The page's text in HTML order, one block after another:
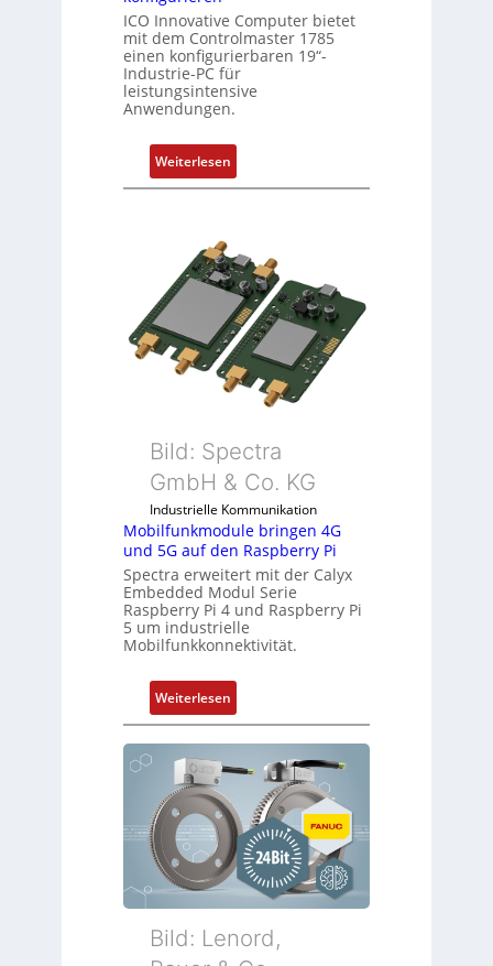
e
m
e
n
t
e
m
S
p
e
z
i
a
l
m
b
r
a
n
e
n
ICO Innovative Computer bietet
mit dem Controlmaster 1785
einen konfigurierbaren 19“-
Industrie-PC für
leistungsintensive
Anwendungen.
Weiterlesen:
1
Z
o
l
l
-
I
n
s
t
r
i
e
-
P
C
l
s
s
c
h
f
l
i
Bild: Spectra
GmbH & Co. KG
Industrielle Kommunikation
Mobilfunkmodule bringen 4G
und 5G auf den Raspberry Pi
Spectra erweitert mit der Calyx
Embedded Modul Serie
Raspberry Pi 4 und Raspberry Pi
5 um industrielle
Mobilfunkkonnektivität.
Weiterlesen:
M
o
b
l
u
n
k
o
Bild: Lenord,